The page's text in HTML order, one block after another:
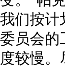
我们按计
委员会的
度较慢